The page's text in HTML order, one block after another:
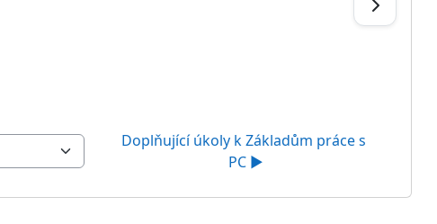
Doplňující úkoly k Základům práce s
PC ▶︎